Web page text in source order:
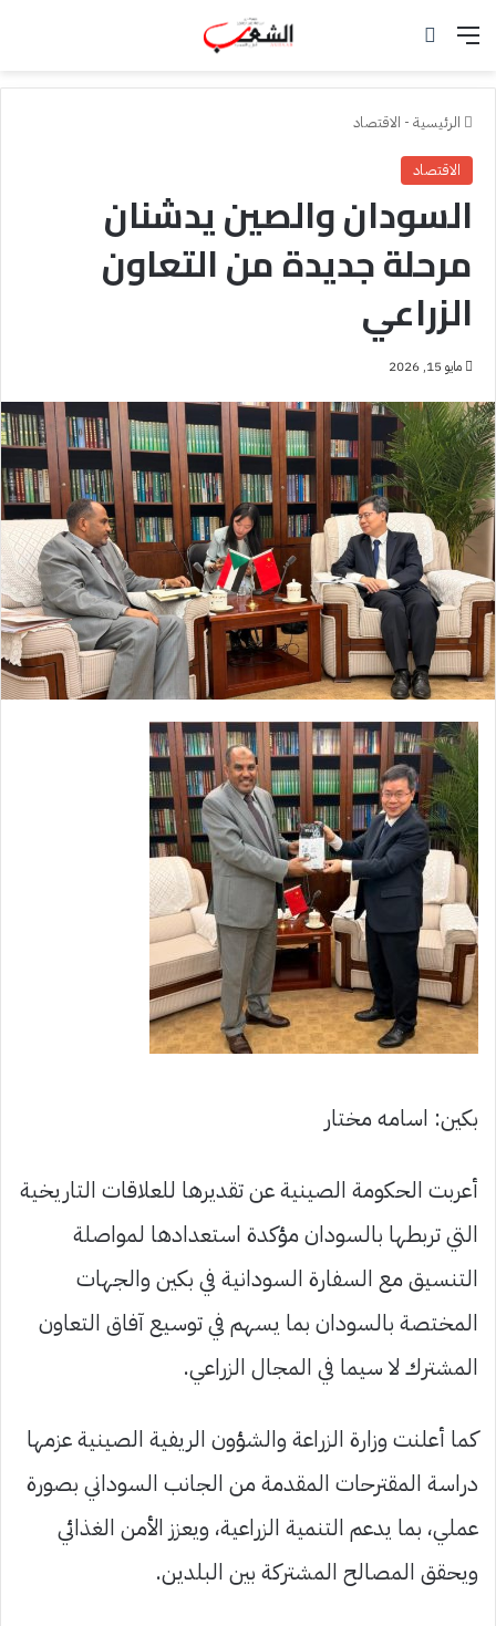
القائمة
الرئيسية - الاقتصاد
الاقتصاد
السودان والصين يدشنان
مرحلة جديدة من التعاون
الزراعي
مايو 15, 2026
بكين: اسامه مختار
أعربت الحكومة الصينية عن تقديرها للعلاقات التاريخية
التي تربطها بالسودان مؤكدة استعدادها لمواصلة
التنسيق مع السفارة السودانية في بكين والجهات
المختصة بالسودان بما يسهم في توسيع آفاق التعاون
المشترك لا سيما في المجال الزراعي.
كما أعلنت وزارة الزراعة والشؤون الريفية الصينية عزمها
دراسة المقترحات المقدمة من الجانب السوداني بصورة
عملي، بما يدعم التنمية الزراعية، ويعزز الأمن الغذائي
ويحقق المصالح المشتركة بين البلدين.